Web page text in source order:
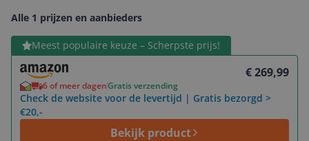
Alle 1 prijzen en aanbieders
Meest populaire keuze – Scherpste prijs!
€ 269,99
6 of meer dagenGratis verzending
Check de website voor de levertijd | Gratis bezorgd >
€20,-
Bekijk product
Bekijk product